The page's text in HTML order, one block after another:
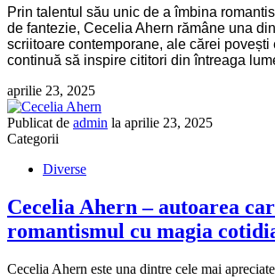
Prin talentul său unic de a îmbina
de fantezie, Cecelia Ahern rămâne una
scriitoare contemporane, ale cărei povești
continuă să inspire cititori din întreaga
aprilie 23, 2025
Publicat de admin la aprilie 23, 2025
Categorii
Diverse
Cecelia Ahern – autoarea
romantismul cu magia
Cecelia Ahern este una dintre cele mai